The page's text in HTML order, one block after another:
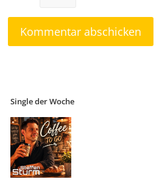
Single der Woche